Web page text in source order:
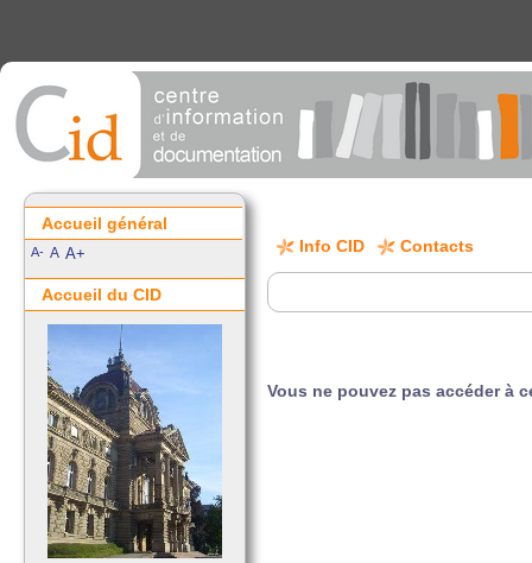
Info CID Contacts
Vous ne pouvez pas accéder à
Accueil général
A- A A+
Accueil du CID